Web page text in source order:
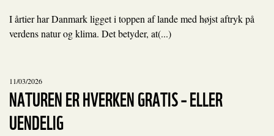
I årtier har Danmark ligget i toppen af lande med højst aftryk på
verdens natur og klima. Det betyder, at(...)
11/03/2026
NATUREN ER HVERKEN GRATIS – ELLER
UENDELIG